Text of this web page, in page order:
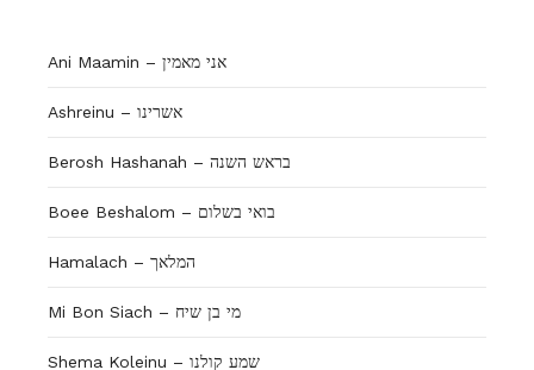
Ani Maamin – אני מאמין
Ashreinu – אשרינו
Berosh Hashanah – בראש השנה
Boee Beshalom – בואי בשלום
Hamalach – המלאך
Mi Bon Siach – מי בן שיח
Shema Koleinu – שמע קולנו